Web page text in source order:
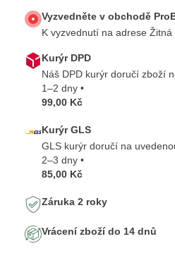
Vyzvedněte v obchodě
K vyzvednutí na adrese Žitná
Kurýr DPD
Náš DPD kurýr doručí zboží
1–2 dny •
99,00 Kč
Kurýr GLS
GLS kurýr doručí na
2–3 dny •
85,00 Kč
Záruka 2 roky
Vrácení zboží do 14 dnů